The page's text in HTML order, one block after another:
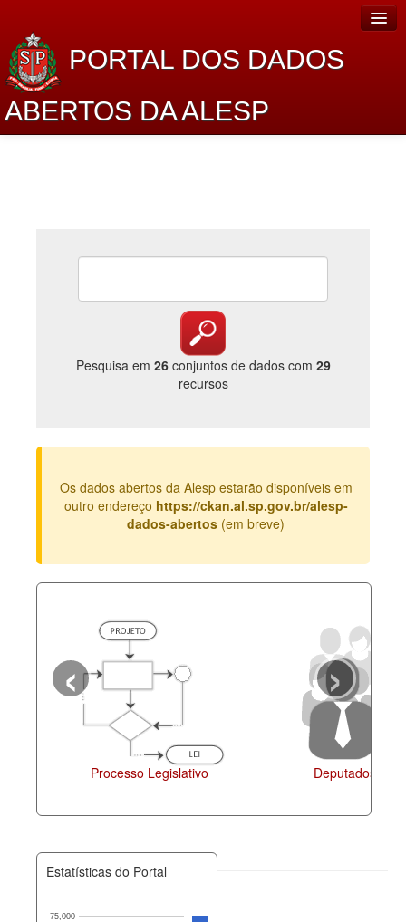
PORTAL DOS DADOS
ABERTOS DA ALESP
Lei de Acesso à Informação
Catálogo de dados
Legislação
Perguntas frequentes
Pesquisa em 26conjuntos de dados com 29
recursos
Os dados abertos da Alesp estarão disponíveis em
outro endereço https://ckan.al.sp.gov.br/alesp-
dados-abertos (em breve)
Processo Legislativo Deputados
‹ ›
Estatísticas do Portal
75,000